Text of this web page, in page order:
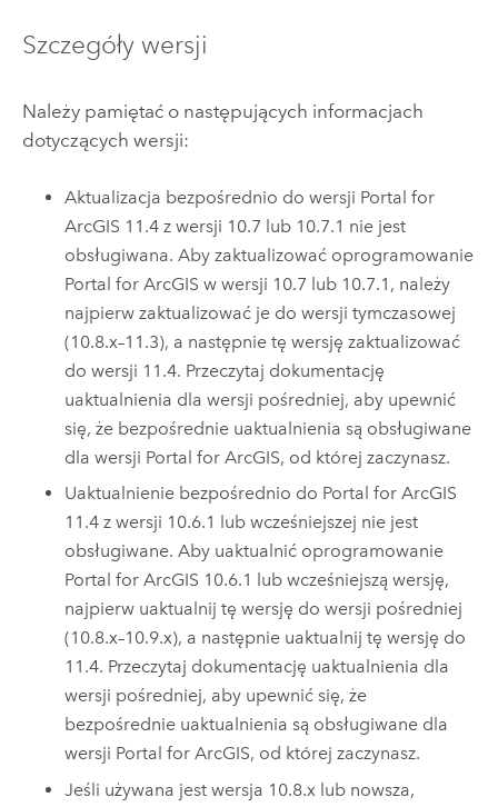
Szczegóły wersji
Należy pamiętać o następujących informacjach
dotyczących wersji:
Aktualizacja bezpośrednio do wersji Portal for
ArcGIS 11.4 z wersji 10.7 lub 10.7.1 nie jest
obsługiwana. Aby zaktualizować oprogramowanie
Portal for ArcGIS w wersji 10.7 lub 10.7.1, należy
najpierw zaktualizować je do wersji tymczasowej
(10.8.x–11.3), a następnie tę wersję zaktualizować
do wersji 11.4. Przeczytaj dokumentację
uaktualnienia dla wersji pośredniej, aby upewnić
się, że bezpośrednie uaktualnienia są obsługiwane
dla wersji Portal for ArcGIS, od której zaczynasz.
Uaktualnienie bezpośrednio do Portal for ArcGIS
11.4 z wersji 10.6.1 lub wcześniejszej nie jest
obsługiwane. Aby uaktualnić oprogramowanie
Portal for ArcGIS 10.6.1 lub wcześniejszą wersję,
najpierw uaktualnij tę wersję do wersji pośredniej
(10.8.x–10.9.x), a następnie uaktualnij tę wersję do
11.4. Przeczytaj dokumentację uaktualnienia dla
wersji pośredniej, aby upewnić się, że
bezpośrednie uaktualnienia są obsługiwane dla
wersji Portal for ArcGIS, od której zaczynasz.
Jeśli używana jest wersja 10.8.x lub nowsza,